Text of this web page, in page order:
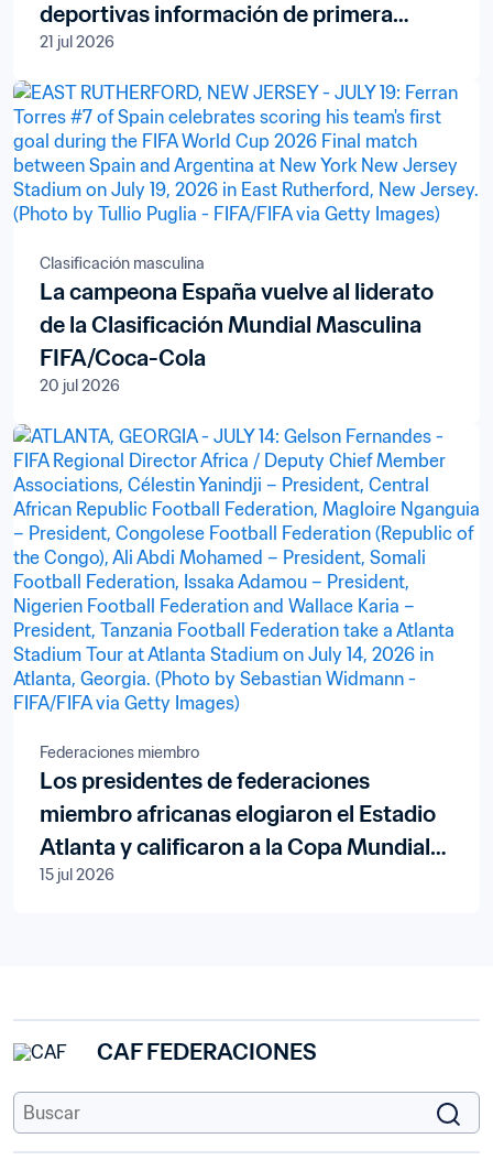
deportivas información de primera
mano sobre la organización de la Copa
Mundial de la FIFA™
21 jul 2026
Clasificación masculina
La campeona España vuelve al liderato
de la Clasificación Mundial Masculina
FIFA/Coca-Cola
20 jul 2026
Federaciones miembro
Los presidentes de federaciones
miembro africanas elogiaron el Estadio
Atlanta y calificaron a la Copa Mundial
de la FIFA 2026™ como la "mejor de la
15 jul 2026
CAF FEDERACIONES